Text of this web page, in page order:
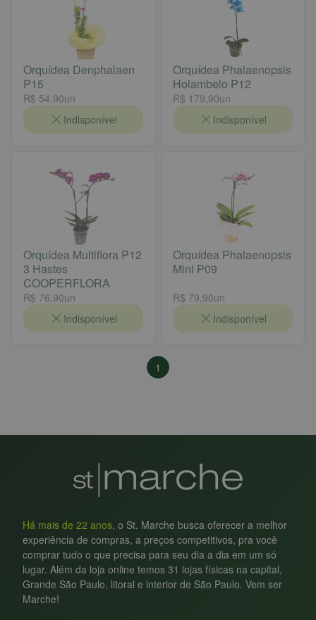
Orquídea Denphalaen
P15
R$ 54,90un
Indisponível
Orquídea Phalaenopsis
Holambelo P12
R$ 179,90un
Indisponível
Orquídea Multiflora P12
3 Hastes
COOPERFLORA
R$ 76,90un
Indisponível
Orquídea Phalaenopsis
Mini P09
R$ 79,90un
Indisponível
1
Há mais de 22 anos, o St. Marche busca oferecer a melhor
experiência de compras, a preços competitivos, pra você
comprar tudo o que precisa para seu dia a dia em um só
lugar. Além da loja online temos 31 lojas físicas na capital,
Grande São Paulo, litoral e interior de São Paulo. Vem ser
Marche!